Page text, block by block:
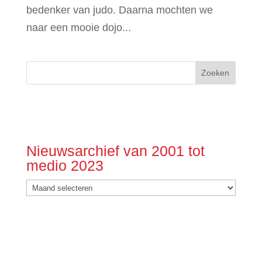
bedenker van judo. Daarna mochten we
naar een mooie dojo...
Nieuwsarchief van 2001 tot
medio 2023
Nieuwsarchief
van